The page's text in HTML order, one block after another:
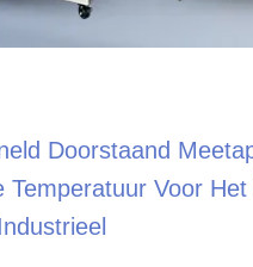
Doorstaand
Temperatuur Voor